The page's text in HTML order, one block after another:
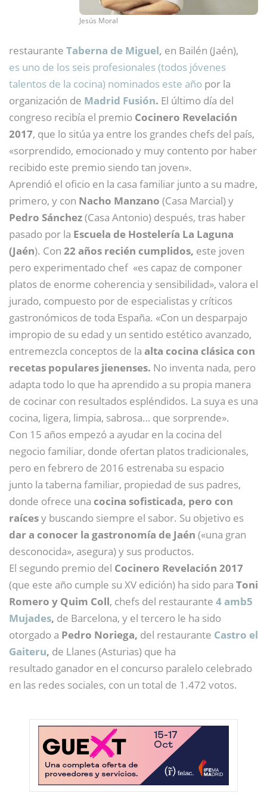
Jesús Moral
restaurante Taberna de Miguel, en Bailén (Jaén),
es uno de los seis profesionales (todos jóvenes
talentos de la cocina) nominados este año por la
organización de Madrid Fusión. El último día del
congreso recibía el premio Cocinero Revelación
2017, que lo sitúa ya entre los grandes chefs del país,
«sorprendido, emocionado y muy contento por haber
recibido este premio siendo tan joven».
Aprendió el oficio en la casa familiar junto a su madre,
primero, y con Nacho Manzano (Casa Marcial) y
Pedro Sánchez(Casa Antonio) después, tras haber
pasado por la Escuela de Hostelería La Laguna
(Jaén). Con 22 años recién cumplidos, este joven
pero experimentado chef «es capaz de componer
platos de enorme coherencia y sensibilidad», valora el
jurado, compuesto por de especialistas y críticos
gastronómicos de toda España. «Con un desparpajo
impropio de su edad y un sentido estético avanzado,
entremezcla conceptos de la alta cocina clásica con
recetas populares jienenses. No inventa nada, pero
adapta todo lo que ha aprendido a su propia manera
de cocinar con resultados espléndidos. La suya es una
cocina, ligera, limpia, sabrosa… que sorprende».
Con 15 años empezó a ayudar en la cocina del
negocio familiar, donde ofertan platos tradicionales,
pero en febrero de 2016 estrenaba su espacio
junto la taberna familiar, propiedad de sus padres,
donde ofrece una cocina sofisticada, pero con
raícesy buscando siempre el sabor. Su objetivo es
dar a conocer la gastronomía de Jaén («una gran
desconocida», asegura) y sus productos.
El segundo premio del Cocinero Revelación 2017
(que este año cumple su XV edición) ha sido para Toni
Romero y Quim Coll, chefs del restaurante 4 amb5
Mujades, de Barcelona, y el tercero le ha sido
otorgado a Pedro Noriega, del restaurante Castro el
Gaiteru, de Llanes (Asturias) que ha
resultado ganador en el concurso paralelo celebrado
en las redes sociales, con un total de 1.472 votos.